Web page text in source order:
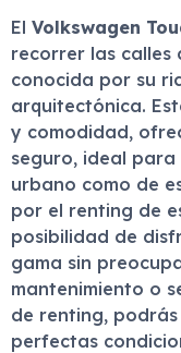
El Volkswagen
recorrer las calles
conocida por su
arquitectónica.
y comodidad,
seguro, ideal
urbano como de
por el renting de
posibilidad de
gama sin
mantenimiento o
de renting,
perfectas